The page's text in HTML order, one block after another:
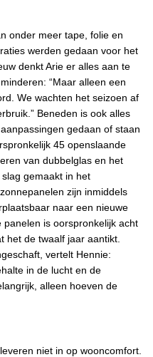
onder meer tape, folie en
werden gedaan voor het
denkt Arie er alles aan te
“Maar alleen een
We wachten het seizoen af
Beneden is ook alles
gedaan of staan
45 openslaande
van dubbelglas en het
gemaakt in het
zijn inmiddels
naar een nieuwe
is oorspronkelijk acht
het de twaalf jaar aantikt.
vertelt Hennie:
in de lucht en de
alleen hoeven de
niet in op wooncomfort.